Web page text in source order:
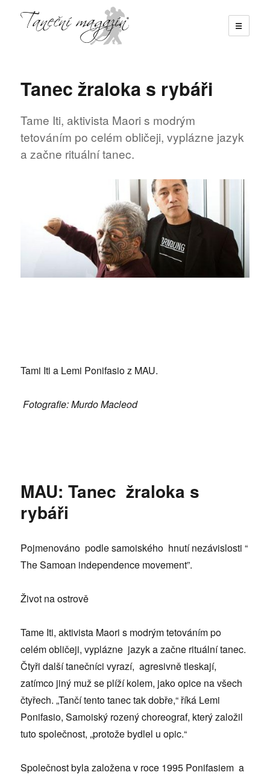
☰
Tanec žraloka s rybáři
Tame Iti, aktivista Maori s modrým
tetováním po celém obličeji, vyplázne jazyk
a začne rituální tanec.
Tami Iti a Lemi Ponifasio z MAU.
Fotografie: Murdo Macleod
MAU: Tanec žraloka s
rybáři
Pojmenováno podle samoiského hnutí nezávislosti “
The Samoan independence movement”.
Život na ostrově
Tame Iti, aktivista Maori s modrým tetováním po
celém obličeji, vyplázne jazyk a začne rituální tanec.
Čtyři další tanečníci vyrazí, agresivně tleskají,
zatímco jiný muž se plíží kolem, jako opice na všech
čtyřech. „Tančí tento tanec tak dobře,“ říká Lemi
Ponifasio, Samoiský rozený choreograf, který založil
tuto společnost, „protože bydlel u opic.“
Společnost byla založena v roce 1995 Ponifasiem a